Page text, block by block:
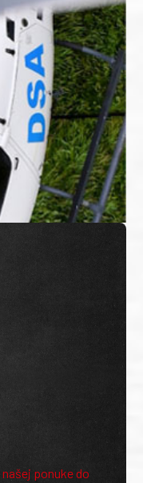
ponuke do